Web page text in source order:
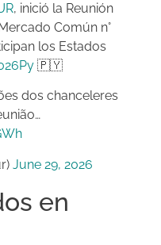
, inició la Reunión
Común n°
los Estados
🇵🇾
dos chanceleres
June 29, 2026
en